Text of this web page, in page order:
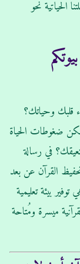
الحياتية نحو
قلبك وحياتك؟
ضغوطات الحياة
في رسالة
القرآن عن بعد
بيئة تعليمية
ميسرة ومُتاحة